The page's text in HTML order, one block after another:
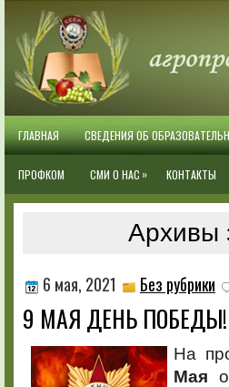
ГЛАВНАЯ СВЕДЕНИЯ ОБ
ПРОФКОМ СМИ О НАС » КОНТАКТЫ
Архивы
6 мая, 2021 Без рубрики
9 МАЯ ДЕНЬ ПОБЕДЫ!
На
Мая